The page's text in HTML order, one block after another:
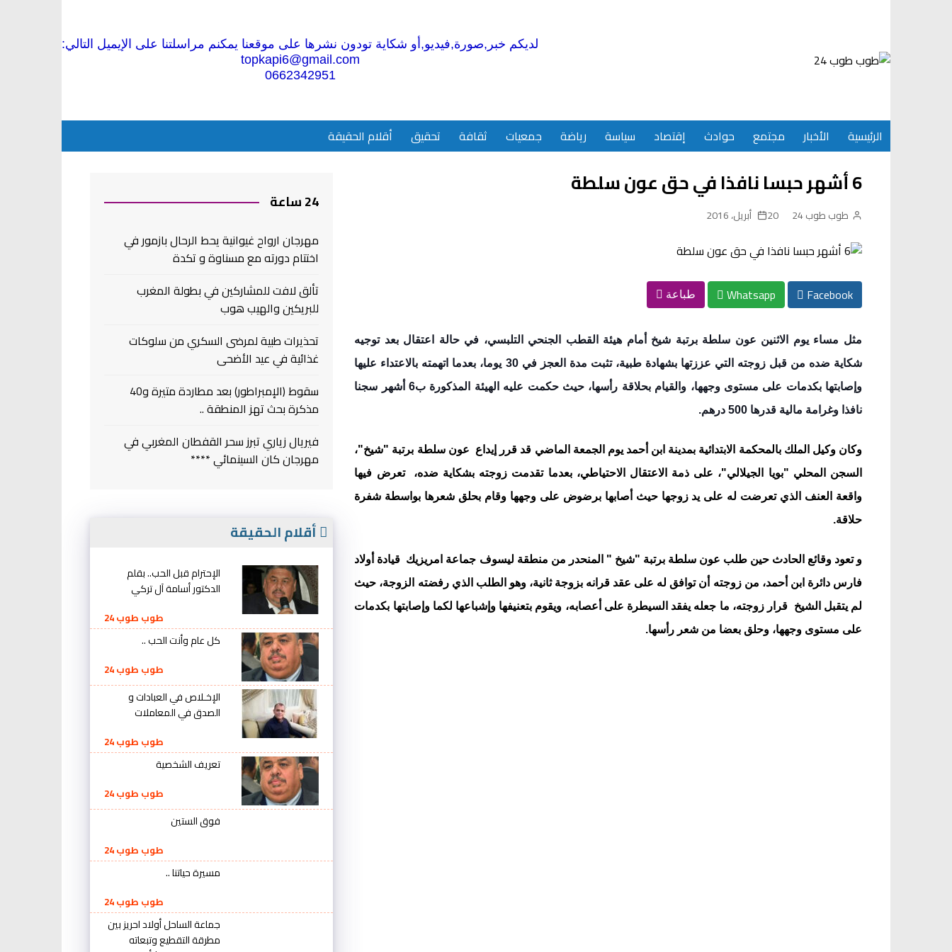
لديكم خبر,صورة,فيديو,أو شكاية تودون نشرها على موقعنا يمكنم مراسلتنا على الإيميل التالي:
topkapi6@gmail.com
0662342951
الرئيسية الأخبار مجتمع حوادث إقتصاد سياسة رياضة جمعيات ثقافة تحقيق أقلام الحقيقة
6 أشهر حبسا نافذا في حق عون سلطة
طوب طوب 24 20 أبريل، 2016
Facebook
Whatsapp طباعة
نافذا وغرامة مالية قدرها 500 درهم.
حلاقة.
على مستوى وجهها، وحلق بعضا من شعر رأسها.
24 ساعة
مهرجان ارواح غيوانية يحط الرحال بازمور في
اختتام دورته مع مسناوة و تكدة
تألق لافت للمشاركين في بطولة المغرب
للبريكين والهيب هوب
تحذيرات طبية لمرضى السكري من سلوكات
غذائية في عيد الأضحى
سقوط (الإمبراطور) بعد مطاردة متيرة و40
مذكرة بحث تهز المنطقة ..
فيريال زياري تبرز سحر القفطان المغربي في
مهرجان كان السينمائي ****
أقلام الحقيقة
الإحترام قبل الحب.. بقلم
الدكتور أسامة آل تركي
طوب طوب 24
كل عام وأنت الحب ..
طوب طوب 24
الإخـلاص في العبادات و
الصدق في المعاملات
طوب طوب 24
تعريف الشخصية
طوب طوب 24
فوق الستين
طوب طوب 24
مسيرة حياتنا ..
طوب طوب 24
جماعة الساحل أولاد احريز بين
مطرقة التقطيع وتبعاته